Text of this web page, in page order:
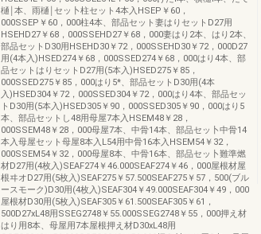
樋￨本、雨樋￨セッ卜柱セット4本入HSEP￥60，
000SSEP￥60，000柱4本、部品セット妻はりセットD27用
HSEHD27￥68，000SSEHD27￥68，000妻はり2本、はり2本、
部品セットD30用HSEHD30￥72，000SSEHD30￥72，000D27
用(4本入)HSED274￥68，000SSED274￥68，000はり4本、部
品セットはりセットD27用(5本入)HSED275￥85，
000SSED275￥85，000はり5*、部品セットD30用(4本
入)HSED304￥72，000SSED304￥72，000はり4本、部品セッ
トD30用(5本入)HSED305￥90，000SSED305￥90，000はり5
本、部品セットし48用母屋7本入HSEM48￥28，
000SSEM48￥28，000母屋7本、中骨14本、部品セッ卜中骨14
本入母屋セット母屋8本入L54用中骨16本入HSEM54￥32，
000SSEM54￥32，000母屋8本、中骨16本、部品セッ卜難準燃
材D27用(4枚入)SEAF274￥46.000SEAF274￥46，000屋根材屋
根ヰオD27用(5枚入)SEAF275￥57.500SEAF275￥57，500(ブル
ースモーク)D30用(4枚入)SEAF304￥49.000SEAF304￥49，000
屋根材D30用(5枚入)SEAF305￥61.500SEAF305￥61，
500D27xL48用SSEG2748￥55.000SSEG2748￥55，000押え材
はり用8本、母屋用7本屋根押え材D30xL48用